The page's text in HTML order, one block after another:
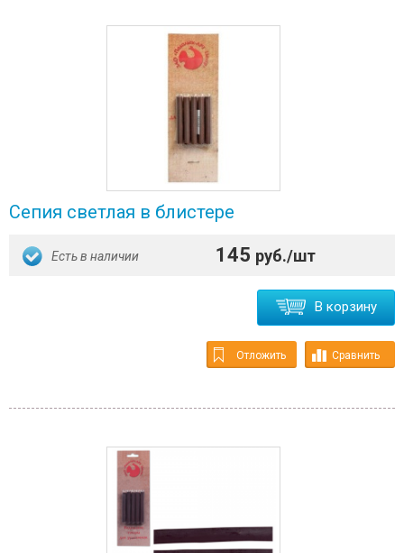
Сепия светлая в блистере
Есть в наличии 145 руб./шт
В корзину
Отложить Сравнить